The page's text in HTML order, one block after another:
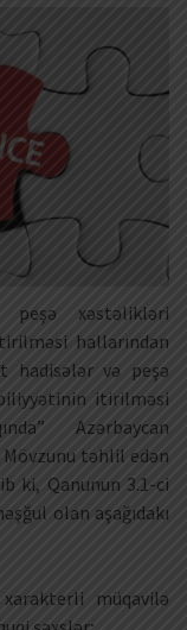
peşə xəstəlikləri
hallarından
hadisələr və peşə
itirilməsi
Azərbaycan
Mövzunu təhlil edən
ki, Qanunun 3.1-ci
olan aşağıdakı
müqavilə